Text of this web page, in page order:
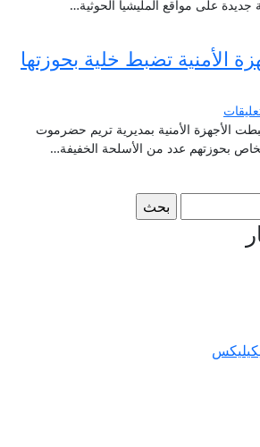
على مواقع المليشيا الحوثية…
الأمنية تضبط خلية بحوزتها
بحوزتهم عدد من الأسلحة الخفيفة…